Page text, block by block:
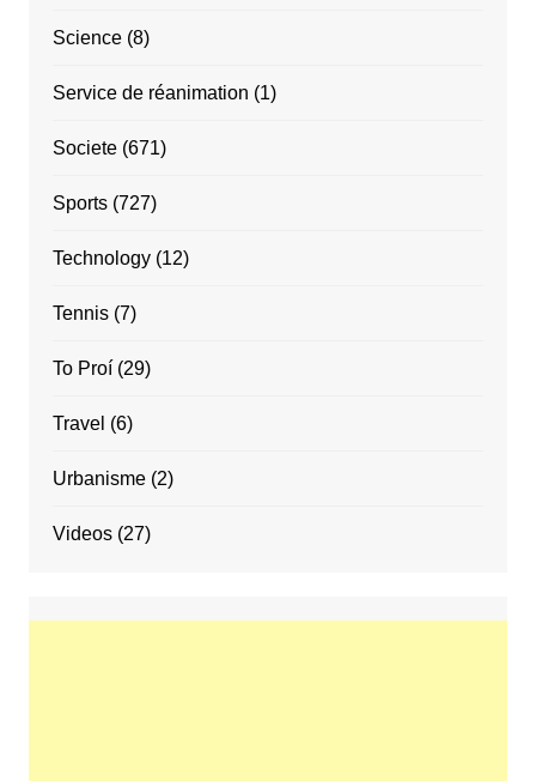
Science(8)
Service de réanimation (1)
Societe(671)
Sports(727)
Technology(12)
Tennis(7)
To Proí(29)
Travel (6)
Urbanisme(2)
Videos(27)